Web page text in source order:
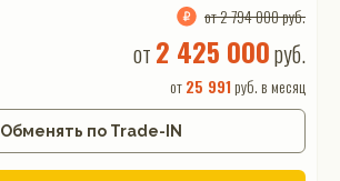
от 2 794 000 руб.
от 2 425 000руб.
от25 991 руб. в месяц
Обменять по Trade-IN